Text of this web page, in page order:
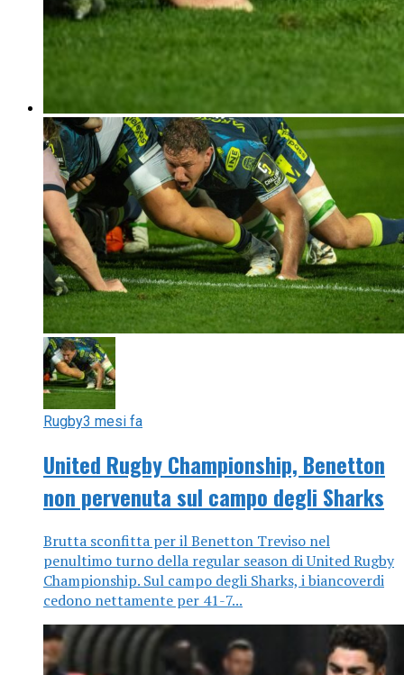
Rugby3 mesi fa
United Rugby Championship, Benetton
non pervenuta sul campo degli Sharks
Brutta sconfitta per il Benetton Treviso nel
penultimo turno della regular season di United Rugby
Championship. Sul campo degli Sharks, i biancoverdi
cedono nettamente per 41-7...